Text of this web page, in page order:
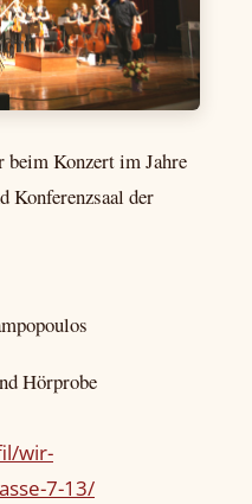
Konzert im Jahre
Konferenzsaal der
Hörprobe
wir-
7-13/